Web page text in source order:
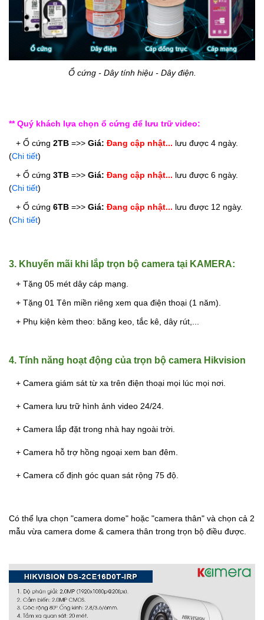
Ổ cứng - Dây tính hiệu - Dây điện.
** Quý khách lựa chọn ổ cứng để lưu trữ video:
+ Ổ cứng 2TB =>> Giá: Đang cập nhật...
(Chi tiết)
   + Ổ cứng
3TB =>> Giá: Đang cập nhật...
(Chi tiết)
+ Ổ cứng 6TB =>> Giá: Đang cập nhật...
(Chi tiết)
3. Khuyến mãi khi lắp trọn bộ camera tại KAMERA:
+ Tặng 05 mét dây cáp mạng.
+ Tặng 01 Tên miền riêng xem qua điện thoại (1 năm).
+ Phụ kiện kèm theo: băng keo, tắc kê, dây rút,...
4. Tính năng hoạt động của trọn bộ camera Hikvision
+ Camera giám sát từ xa trên điện thoại mọi lúc mọi nơi.
+ Camera lưu trữ hình ảnh video 24/24.
+ Camera lắp đặt trong nhà hay ngoài trời.
+ Camera hỗ trợ hồng ngoại xem ban đêm.
+ Camera cố định góc quan sát rộng 75 độ.
Có thể lựa chọn "camera dome" hoặc "camera thân" và chọn cả 2
mẫu vừa camera dome & camera thân trong trọn bộ điều được.